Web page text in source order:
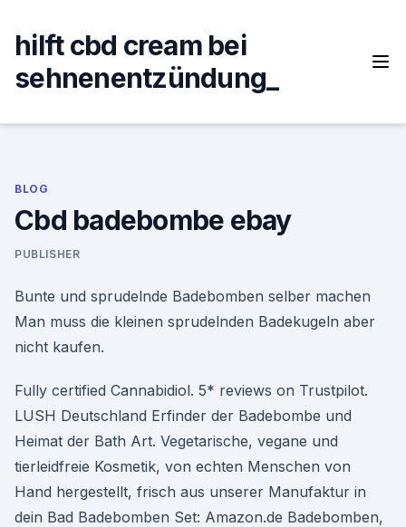
content
hilft cbd cream bei
sehnenentzündung_
BLOG
Cbd badebombe ebay
PUBLISHER
Bunte und sprudelnde Badebomben selber machen
Man muss die kleinen sprudelnden Badekugeln aber
nicht kaufen.
Fully certified Cannabidiol. 5* reviews on Trustpilot.
LUSH Deutschland Erfinder der Badebombe und
Heimat der Bath Art. Vegetarische, vegane und
tierleidfreie Kosmetik, von echten Menschen von
Hand hergestellt, frisch aus unserer Manufaktur in
dein Bad Badebomben Set: Amazon.de Badebomben,